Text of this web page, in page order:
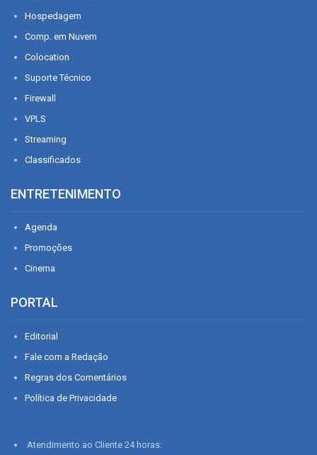
Hospedagem
Comp. em Nuvem
Colocation
Suporte Técnico
Firewall
VPLS
Streaming
Classificados
ENTRETENIMENTO
Agenda
Promoções
Cinema
PORTAL
Editorial
Fale com a Redação
Regras dos Comentários
Política de Privacidade
Atendimento ao Cliente 24 horas: